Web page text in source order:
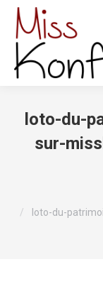
loto-du-
sur-
loto-du-